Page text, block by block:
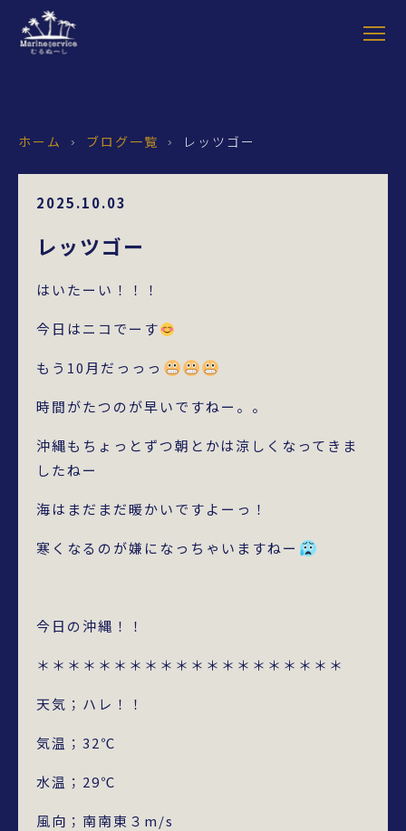
ホーム › ブログ一覧 › レッツゴー
2025.10.03
レッツゴー
はいたーい！！！
今日はニコでーす
もう10月だっっっ
時間がたつのが早いですねー。。
沖縄もちょっとずつ朝とかは涼しくなってきま
したねー
海はまだまだ暖かいですよーっ！
寒くなるのが嫌になっちゃいますねー
今日の沖縄！！
＊＊＊＊＊＊＊＊＊＊＊＊＊＊＊＊＊＊＊＊
天気；ハレ！！
気温；32℃
水温；29℃
風向；南南東３m/s